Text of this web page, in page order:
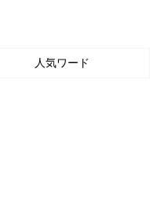
人気ワード